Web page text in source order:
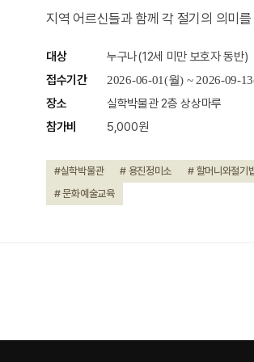
지역 어르신들과 함께 각 절기의 의미
대상
누구나(12세 미만 보호자 동반)
접수기간
2026-06-01(월) ~ 2026-09-
장소
실학박물관 2층 상상마루
참가비
5,000원
#실학박물관 # 용진정미소 # 할머니와절기
# 문화예술교육